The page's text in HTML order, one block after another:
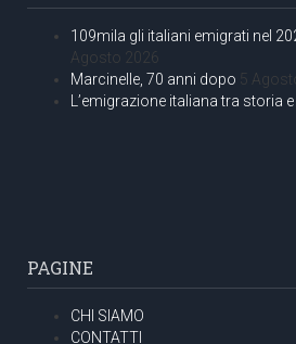
109mila gli italiani emigrati nel
Agosto 2026
Marcinelle, 70 anni dopo 5
L’emigrazione italiana tra storia
PAGINE
CHI SIAMO
CONTATTI